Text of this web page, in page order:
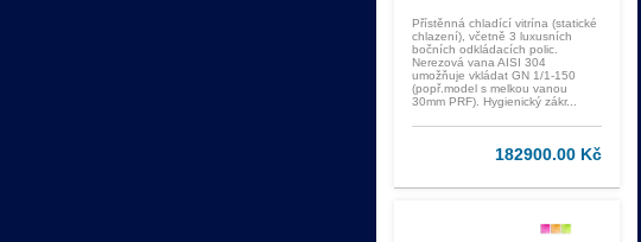
Přístěnná chladící vitrína (statické
chlazení), včetně 3 luxusních
bočních odkládacích polic.
Nerezová vana AISI 304
umožňuje vkládat GN 1/1-150
(popř.model s melkou vanou
30mm PRF). Hygienický zákr...
182900.00 Kč